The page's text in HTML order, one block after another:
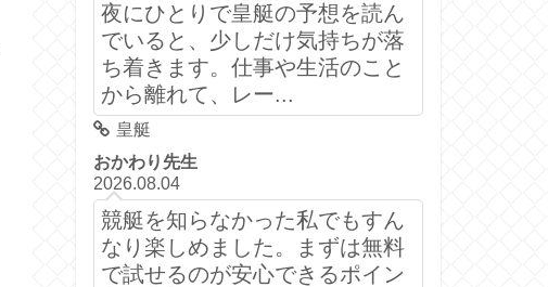
夜にひとりで皇艇の予想を読ん
でいると、少しだけ気持ちが落
ち着きます。仕事や生活のこと
から離れて、レー...
皇艇
おかわり先生
2026.08.04
競艇を知らなかった私でもすん
なり楽しめました。まずは無料
で試せるのが安心できるポイン